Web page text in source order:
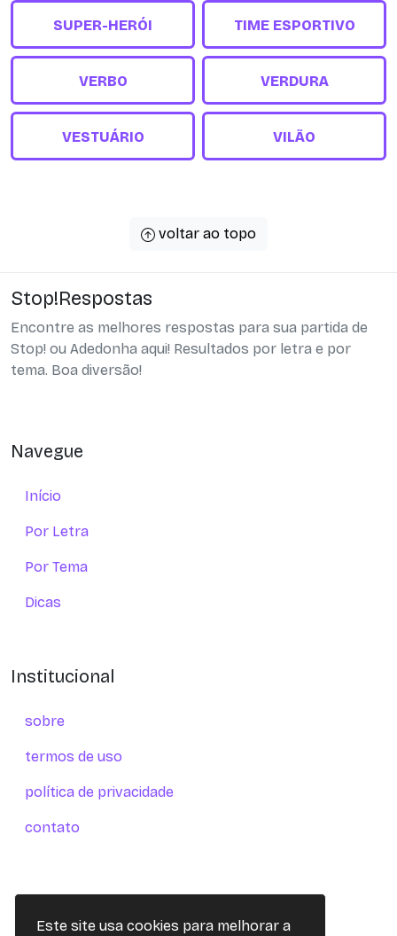
Este site usa cookies para melhorar a
SUPER-HERÓI TIME ESPORTIVO
VERBO VERDURA
VESTUÁRIO VILÃO
voltar ao topo
Stop!Respostas
Encontre as melhores respostas para sua partida de
Stop! ou Adedonha aqui! Resultados por letra e por
tema. Boa diversão!
Navegue
Início
Por Letra
Por Tema
Dicas
Institucional
sobre
termos de uso
política de privacidade
contato